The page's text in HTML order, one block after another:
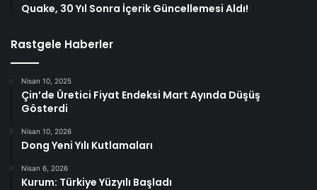
Quake, 30 Yıl Sonra İçerik Güncellemesi Aldı!
Rastgele Haberler
Nisan 10, 2025
Çin’de Üretici Fiyat Endeksi Mart Ayında Düşüş
Gösterdi
Nisan 10, 2026
Dong Yeni Yılı Kutlamaları
Nisan 6, 2026
Kurum: Türkiye Yüzyılı Başladı